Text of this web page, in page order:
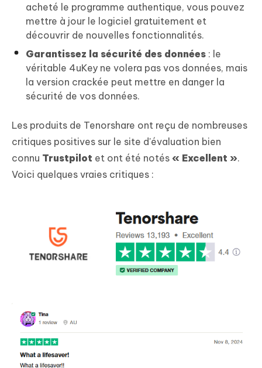
acheté le programme authentique, vous pouvez
mettre à jour le logiciel gratuitement et
découvrir de nouvelles fonctionnalités.
Garantissez la sécurité des données : le
véritable 4uKey ne volera pas vos données, mais
la version crackée peut mettre en danger la
sécurité de vos données.
Les produits de Tenorshare ont reçu de nombreuses
critiques positives sur le site d'évaluation bien
connu Trustpilot et ont été notés « Excellent ».
Voici quelques vraies critiques :